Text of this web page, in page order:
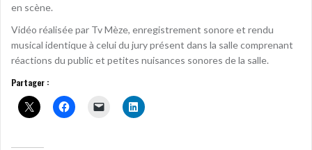
en scène.
Vidéo réalisée par Tv Mèze, enregistrement sonore et rendu
musical identique à celui du jury présent dans la salle comprenant
réactions du public et petites nuisances sonores de la salle.
Partager :